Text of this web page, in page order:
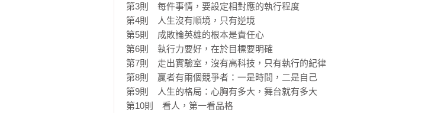
第3則　每件事情，要設定相對應的執行程度
第4則　人生沒有順境，只有逆境
第5則　成敗論英雄的根本是責任心
第6則　執行力要好，在於目標要明確
第7則　走出實驗室，沒有高科技，只有執行的紀律
第8則　贏者有兩個競爭者：一是時間，二是自己
第9則　人生的格局：心胸有多大，舞台就有多大
第10則　看人，第一看品格